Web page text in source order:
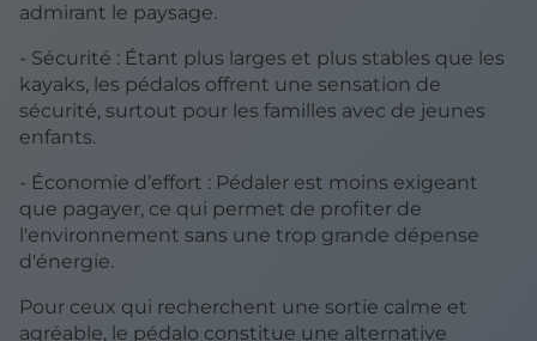
admirant le paysage.
- Sécurité : Étant plus larges et plus stables que les
kayaks, les pédalos offrent une sensation de
sécurité, surtout pour les familles avec de jeunes
enfants.
- Économie d’effort : Pédaler est moins exigeant
que pagayer, ce qui permet de profiter de
l'environnement sans une trop grande dépense
d'énergie.
Pour ceux qui recherchent une sortie calme et
agréable, le pédalo constitue une alternative